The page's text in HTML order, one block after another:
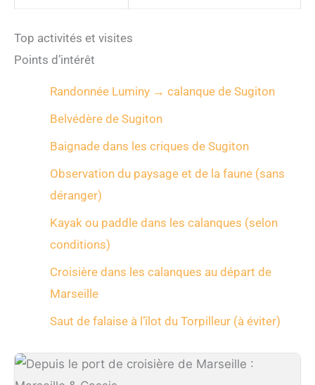
Top activités et visites
Points d’intérêt
Randonnée Luminy → calanque de Sugiton
Belvédère de Sugiton
Baignade dans les criques de Sugiton
Observation du paysage et de la faune (sans
déranger)
Kayak ou paddle dans les calanques (selon
conditions)
Croisière dans les calanques au départ de
Marseille
Saut de falaise à l’îlot du Torpilleur (à éviter)